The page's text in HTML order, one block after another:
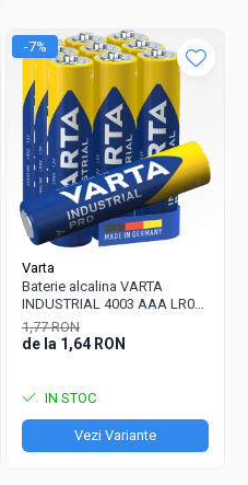
-7%
Varta
Baterie alcalina VARTA
INDUSTRIAL 4003 AAA LR03
1.5V
1,77 RON
de la 1,64 RON
IN STOC
Vezi Variante